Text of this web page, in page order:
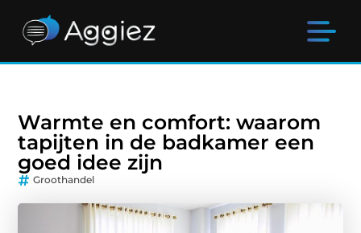
Warmte en comfort: waarom
tapijten in de badkamer een
goed idee zijn
Groothandel